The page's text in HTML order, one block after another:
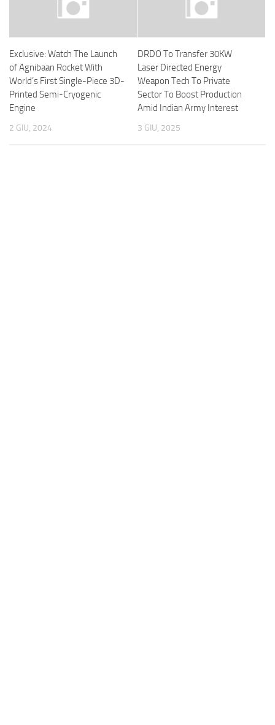
Exclusive: Watch The Launch
of Agnibaan Rocket With
World’s First Single-Piece 3D-
Printed Semi-Cryogenic
Engine
2 GIU, 2024
DRDO To Transfer 30KW
Laser Directed Energy
Weapon Tech To Private
Sector To Boost Production
Amid Indian Army Interest
3 GIU, 2025